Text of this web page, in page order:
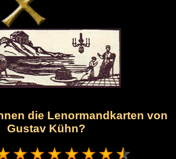
die Lenormandkarten von
Gustav Kühn?